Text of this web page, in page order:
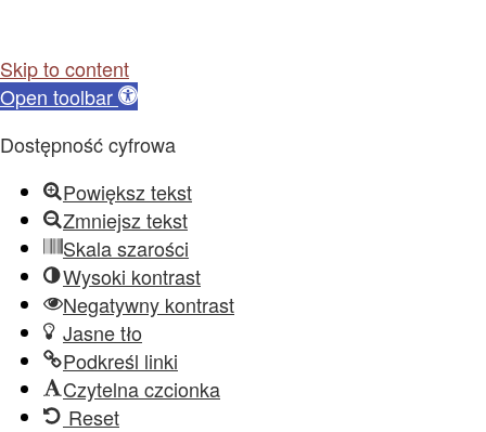
Skip to content
Open toolbar
Dostępność cyfrowa
Powiększ tekst
Zmniejsz tekst
Skala szarości
Wysoki kontrast
Negatywny kontrast
Jasne tło
Podkreśl linki
Czytelna czcionka
Reset